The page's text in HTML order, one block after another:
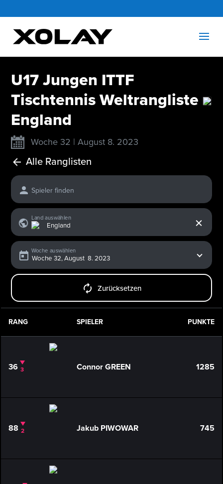
U17 Jungen ITTF
Tischtennis Weltrangliste
England
Woche 32 | August 8. 2023
Alle Ranglisten
Spieler finden
Land auswählen
Woche auswählen
Zurücksetzen
RANG SPIELER PUNKTE
36 3 Connor GREEN 1285
88 2 Jakub PIWOWAR 745